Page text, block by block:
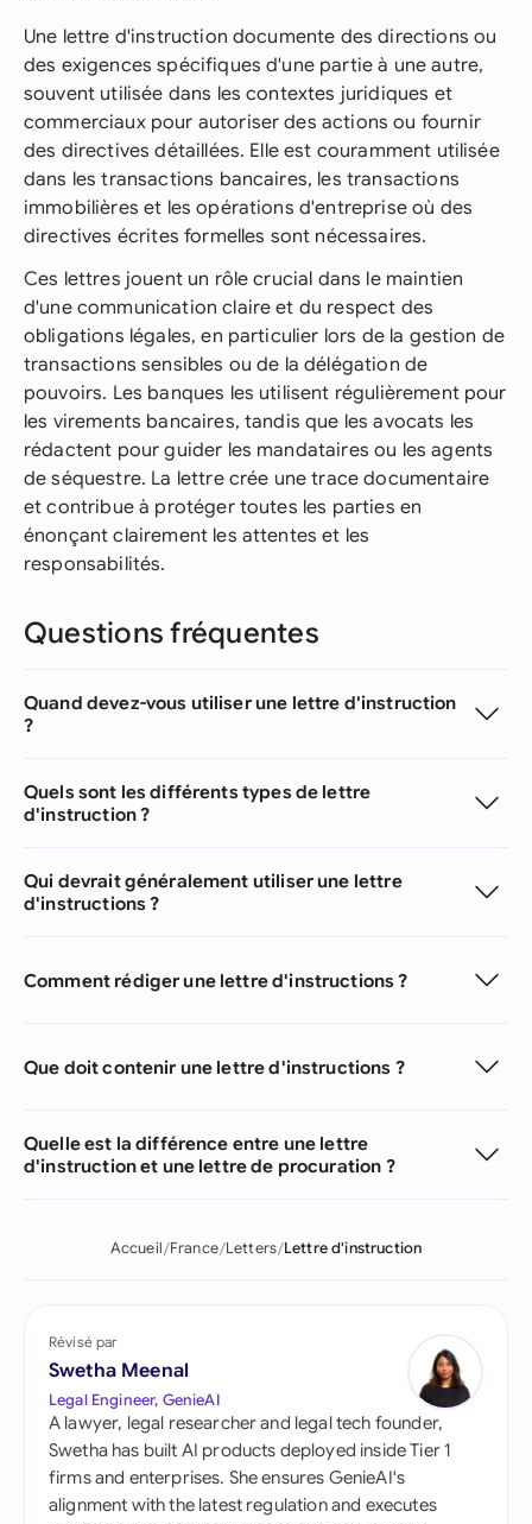
Une lettre d'instruction documente des directions ou
des exigences spécifiques d'une partie à une autre,
souvent utilisée dans les contextes juridiques et
commerciaux pour autoriser des actions ou fournir
des directives détaillées. Elle est couramment utilisée
dans les transactions bancaires, les transactions
immobilières et les opérations d'entreprise où des
directives écrites formelles sont nécessaires.
Ces lettres jouent un rôle crucial dans le maintien
d'une communication claire et du respect des
obligations légales, en particulier lors de la gestion de
transactions sensibles ou de la délégation de
pouvoirs. Les banques les utilisent régulièrement pour
les virements bancaires, tandis que les avocats les
rédactent pour guider les mandataires ou les agents
de séquestre. La lettre crée une trace documentaire
et contribue à protéger toutes les parties en
énonçant clairement les attentes et les
responsabilités.
Questions fréquentes
Quand devez-vous utiliser une lettre d'instruction
?
Quels sont les différents types de lettre
d'instruction ?
Qui devrait généralement utiliser une lettre
d'instructions ?
Comment rédiger une lettre d'instructions ?
Que doit contenir une lettre d'instructions ?
Quelle est la différence entre une lettre
d'instruction et une lettre de procuration ?
Accueil France Letters Lettre d'instruction
Révisé par
Swetha Meenal
Legal Engineer, GenieAI
A lawyer, legal researcher and legal tech founder,
Swetha has built AI products deployed inside Tier 1
firms and enterprises. She ensures GenieAI's
alignment with the latest regulation and executes